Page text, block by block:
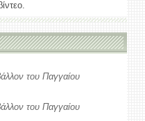
του Παγγαίου
του Παγγαίου